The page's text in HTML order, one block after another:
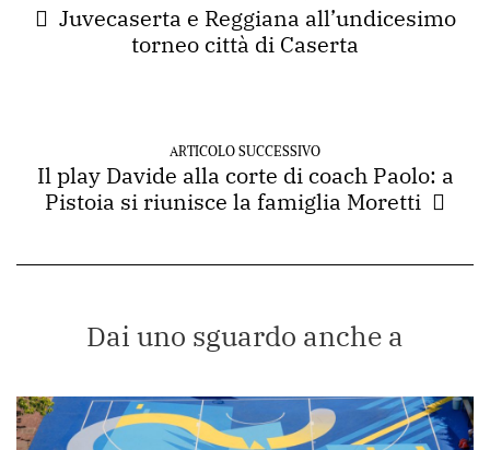
Juvecaserta e Reggiana all’undicesimo
torneo città di Caserta
ARTICOLO SUCCESSIVO
Il play Davide alla corte di coach Paolo: a
Pistoia si riunisce la famiglia Moretti
Dai uno sguardo anche a